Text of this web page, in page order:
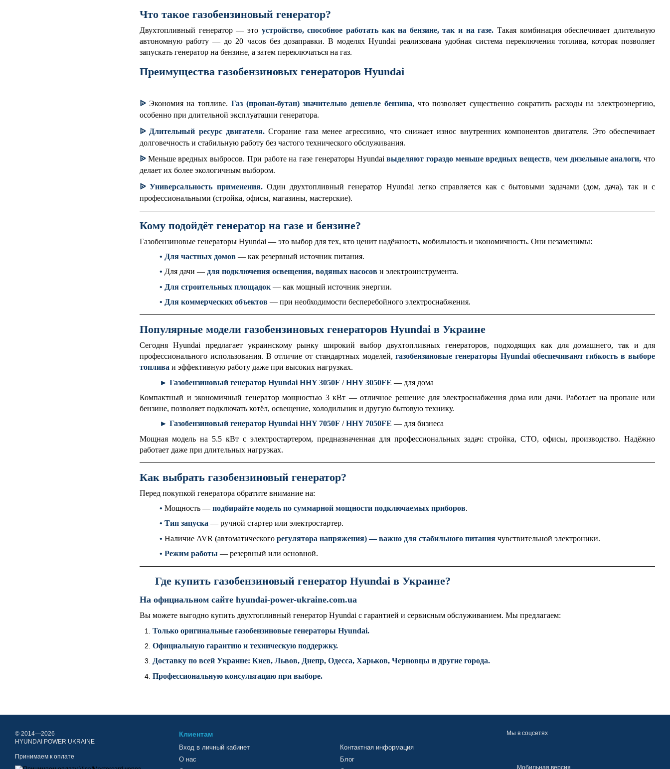
Что такое газобензиновый генератор?
Двухтопливный генератор — это устройство, способное работать как на бензине, так и на газе. Такая комбинация обеспечивает длительную
автономную работу — до 20 часов без дозаправки. В моделях Hyundai реализована удобная система переключения топлива, которая позволяет
запускать генератор на бензине, а затем переключаться на газ.
Преимущества газобензиновых генераторов Hyundai
ᐉ Экономия на топливе. Газ (пропан-бутан) значительно дешевле бензина, что позволяет существенно сократить расходы на электроэнергию,
особенно при длительной эксплуатации генератора.
ᐉ Длительный ресурс двигателя. Сгорание газа менее агрессивно, что снижает износ внутренних компонентов двигателя. Это обеспечивает
долговечность и стабильную работу без частого технического обслуживания.
ᐉ Меньше вредных выбросов. При работе на газе генераторы Hyundaiвыделяют гораздо меньше вредных веществ, чем дизельные аналоги, что
делает их более экологичным выбором.
ᐉУниверсальность применения.Один двухтопливный генератор Hyundai легко справляется как с бытовыми задачами (дом, дача), так и с
профессиональными (стройка, офисы, магазины, мастерские).
Кому подойдёт генератор на газе и бензине?
Газобензиновые генераторы Hyundai — это выбор для тех, кто ценит надёжность, мобильность и экономичность. Они незаменимы:
• Для частных домов — как резервный источник питания.
• Для дачи — для подключения освещения, водяных насосов и электроинструмента.
• Для строительных площадок — как мощный источник энергии.
• Для коммерческих объектов — при необходимости бесперебойного электроснабжения.
Популярные модели газобензиновых генераторов Hyundai в Украине
Сегодня Hyundai предлагает украинскому рынку широкий выбор двухтопливных генераторов, подходящих как для домашнего, так и для
профессионального использования. В отличие от стандартных моделей,газобензиновые генераторы Hyundai обеспечивают гибкость в выборе
топлива и эффективную работу даже при высоких нагрузках.
► Газобензиновый генератор Hyundai HHY 3050F /HHY 3050FE — для дома
Компактный и экономичный генератор мощностью 3 кВт — отличное решение для электроснабжения дома или дачи. Работает на пропане или
бензине, позволяет подключать котёл, освещение, холодильник и другую бытовую технику.
► Газобензиновый генератор Hyundai HHY 7050F /HHY 7050FE — для бизнеса
Мощная модель на 5.5 кВт с электростартером, предназначенная для профессиональных задач: стройка, СТО, офисы, производство. Надёжно
работает даже при длительных нагрузках.
Как выбрать газобензиновый генератор?
Перед покупкой генератора обратите внимание на:
• Мощность — подбирайте модель по суммарной мощности подключаемых приборов.
• Тип запуска — ручной стартер или электростартер.
• Наличие AVR (автоматического регулятора напряжения) — важно для стабильного питания чувствительной электроники.
• Режим работы — резервный или основной.
Где купить газобензиновый генератор Hyundai в Украине?
На официальном сайте hyundai-power-ukraine.com.ua
Вы можете выгодно купить двухтопливный генератор Hyundai с гарантией и сервисным обслуживанием. Мы предлагаем:
Только оригинальные газобензиновые генераторы Hyundai.
Официальную гарантию и техническую поддержку.
Доставку по всей Украине: Киев, Львов, Днепр, Одесса, Харьков, Черновцы и другие города.
Профессиональную консультацию при выборе.
© 2014—2026
HYUNDAI POWER UKRAINE
Принимаем к оплате
Клиентам
Вход в личный кабинет
О нас
Контактная информация
Блог
Мы в соцсетях
Мобильная версия